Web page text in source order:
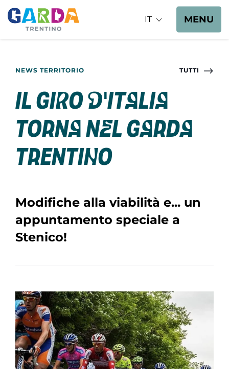
IT MENU
TUTTI
NEWS TERRITORIO
Il Giro d'Italia
torna nel Garda
Trentino
Modifiche alla viabilità e... un
appuntamento speciale a
Stenico!